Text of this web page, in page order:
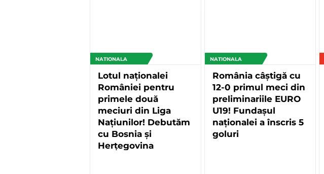
NATIONALA
Lotul naționalei
României pentru
primele două
meciuri din Liga
Națiunilor! Debutăm
cu Bosnia și
Herțegovina
NATIONALA
România câștigă cu
12-0 primul meci din
preliminariile EURO
U19! Fundașul
naționalei a înscris 5
goluri